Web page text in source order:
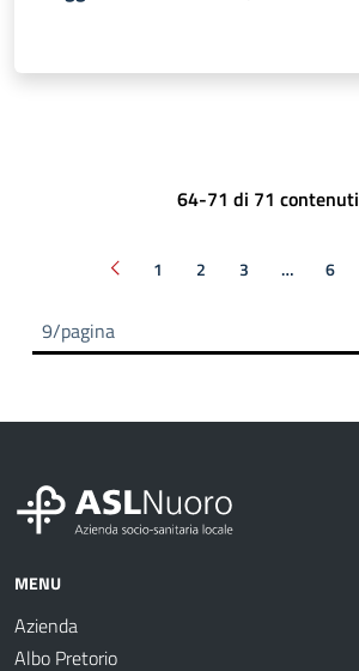
64-71 di 71 contenuti
Pagina precedente
1 2 3 … 6
9/pagina
MENU
Azienda
Albo Pretorio